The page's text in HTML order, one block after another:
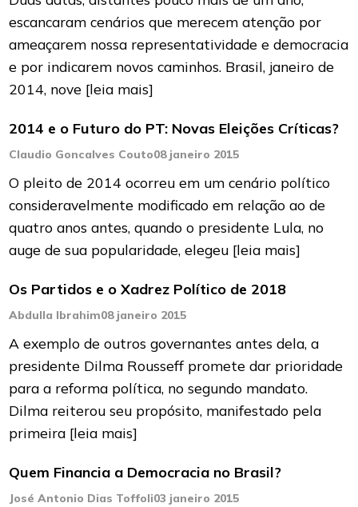
escancaram cenários que merecem atenção por
ameaçarem nossa representatividade e democracia
e por indicarem novos caminhos. Brasil, janeiro de
2014, nove [leia mais]
2014 e o Futuro do PT: Novas Eleições Críticas?
Claudio Goncalves Couto08 janeiro 2015
O pleito de 2014 ocorreu em um cenário político
consideravelmente modificado em relação ao de
quatro anos antes, quando o presidente Lula, no
auge de sua popularidade, elegeu [leia mais]
Os Partidos e o Xadrez Político de 2018
Abdulla Ibrahim08 janeiro 2015
A exemplo de outros governantes antes dela, a
presidente Dilma Rousseff promete dar prioridade
para a reforma política, no segundo mandato.
Dilma reiterou seu propósito, manifestado pela
primeira [leia mais]
Quem Financia a Democracia no Brasil?
José Antonio Dias Toffoli03 janeiro 2015